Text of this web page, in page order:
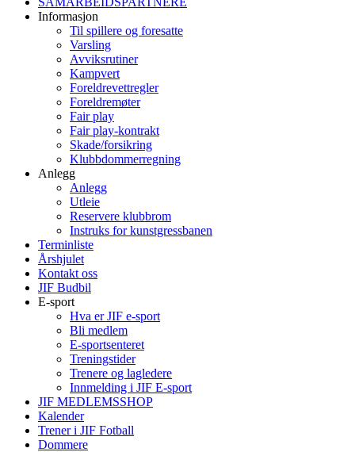
Informasjon
Til spillere og foresatte
Varsling
Avviksrutiner
Kampvert
Foreldrevettregler
Foreldremøter
Fair play
Fair play-kontrakt
Skade/forsikring
Klubbdommerregning
Anlegg
Anlegg
Utleie
Reservere klubbrom
Instruks for kunstgressbanen
Terminliste
Årshjulet
Kontakt oss
JIF Budbil
E-sport
Hva er JIF e-sport
Bli medlem
E-sportsenteret
Treningstider
Trenere og lagledere
Innmelding i JIF E-sport
JIF MEDLEMSSHOP
Kalender
Trener i JIF Fotball
Dommere